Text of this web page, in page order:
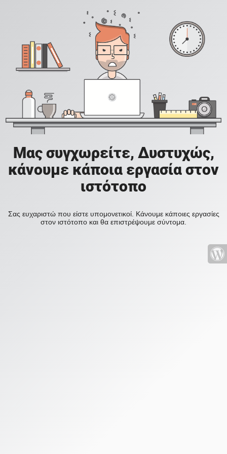
Μας συγχωρείτε, Δυστυχώς,
κάνουμε κάποια εργασία στον
ιστότοπο
Σας ευχαριστώ που είστε υπομονετικοί. Κάνουμε κάποιες εργασίες
στον ιστότοπο και θα επιστρέψουμε σύντομα.